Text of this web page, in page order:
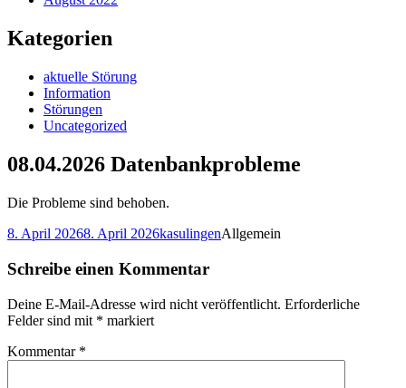
Kategorien
aktuelle Störung
Information
Störungen
Uncategorized
08.04.2026 Datenbankprobleme
Die Probleme sind behoben.
Veröffentlicht
8. April 20268. April 2026Autor
kasulingenKategorien
Allgemein
Schreibe einen Kommentar
Deine E-Mail-Adresse wird nicht veröffentlicht. Erforderliche
Felder sind mit * markiert
Kommentar *